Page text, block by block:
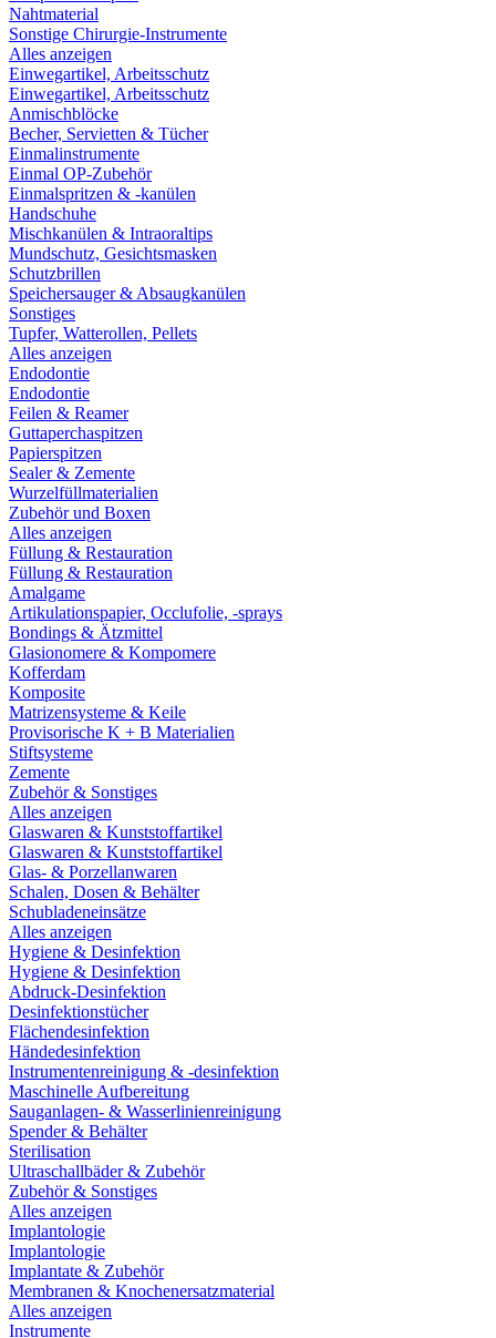
Nahtmaterial
Sonstige Chirurgie-Instrumente
Alles anzeigen
Einwegartikel, Arbeitsschutz
Einwegartikel, Arbeitsschutz
Anmischblöcke
Becher, Servietten & Tücher
Einmalinstrumente
Einmal OP-Zubehör
Einmalspritzen & -kanülen
Handschuhe
Mischkanülen & Intraoraltips
Mundschutz, Gesichtsmasken
Schutzbrillen
Speichersauger & Absaugkanülen
Sonstiges
Tupfer, Watterollen, Pellets
Alles anzeigen
Endodontie
Endodontie
Feilen & Reamer
Guttaperchaspitzen
Papierspitzen
Sealer & Zemente
Wurzelfüllmaterialien
Zubehör und Boxen
Alles anzeigen
Füllung & Restauration
Füllung & Restauration
Amalgame
Artikulationspapier, Occlufolie, -sprays
Bondings & Ätzmittel
Glasionomere & Kompomere
Kofferdam
Komposite
Matrizensysteme & Keile
Provisorische K + B Materialien
Stiftsysteme
Zemente
Zubehör & Sonstiges
Alles anzeigen
Glaswaren & Kunststoffartikel
Glaswaren & Kunststoffartikel
Glas- & Porzellanwaren
Schalen, Dosen & Behälter
Schubladeneinsätze
Alles anzeigen
Hygiene & Desinfektion
Hygiene & Desinfektion
Abdruck-Desinfektion
Desinfektionstücher
Flächendesinfektion
Händedesinfektion
Instrumentenreinigung & -desinfektion
Maschinelle Aufbereitung
Sauganlagen- & Wasserlinienreinigung
Spender & Behälter
Sterilisation
Ultraschallbäder & Zubehör
Zubehör & Sonstiges
Alles anzeigen
Implantologie
Implantologie
Implantate & Zubehör
Membranen & Knochenersatzmaterial
Alles anzeigen
Instrumente